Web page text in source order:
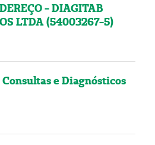
- DIAGITAB
LTDA (54003267-5)
e Diagnósticos